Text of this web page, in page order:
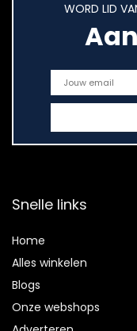
WORD LID
Snelle links
Home
Alles winkelen
Blogs
Onze webshops